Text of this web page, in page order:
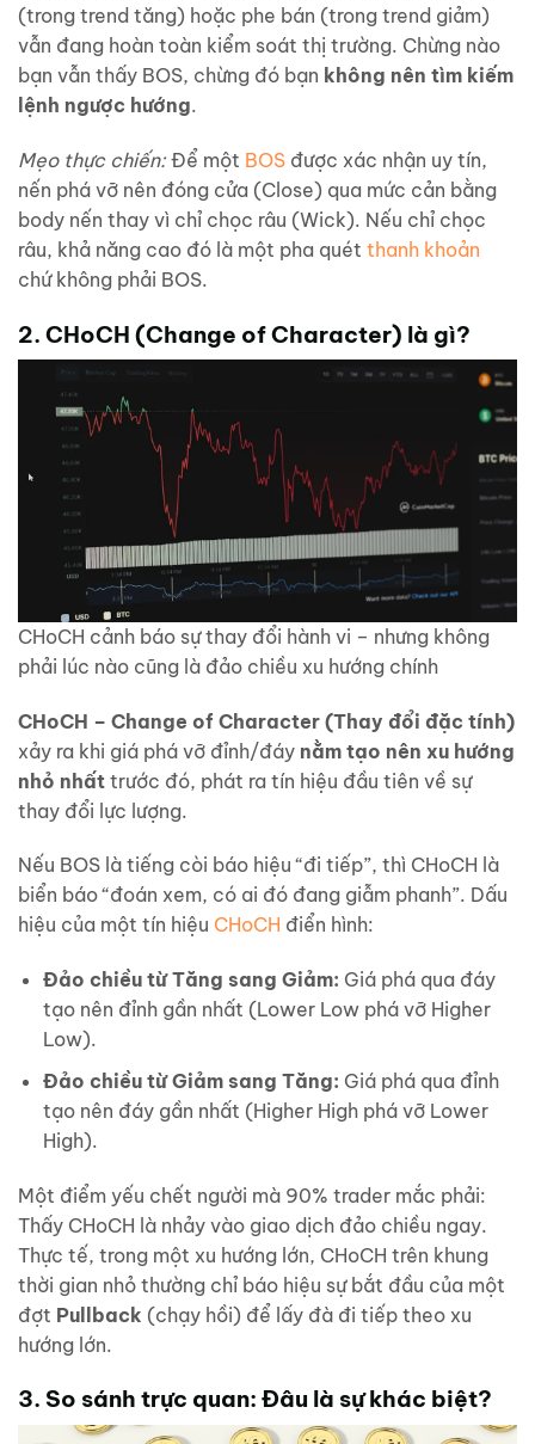
(trong trend tăng) hoặc phe bán (trong trend giảm)
vẫn đang hoàn toàn kiểm soát thị trường. Chừng nào
bạn vẫn thấy BOS, chừng đó bạn không nên tìm kiếm
lệnh ngược hướng.
Mẹo thực chiến:Để một BOS được xác nhận uy tín,
nến phá vỡ nên đóng cửa (Close) qua mức cản bằng
body nến thay vì chỉ chọc râu (Wick). Nếu chỉ chọc
râu, khả năng cao đó là một pha quét thanh khoản
chứ không phải BOS.
2. CHoCH (Change of Character) là gì?
CHoCH cảnh báo sự thay đổi hành vi – nhưng không
phải lúc nào cũng là đảo chiều xu hướng chính
CHoCH – Change of Character (Thay đổi đặc tính)
xảy ra khi giá phá vỡ đỉnh/đáy nằm tạo nên xu hướng
nhỏ nhất trước đó, phát ra tín hiệu đầu tiên về sự
thay đổi lực lượng.
Nếu BOS là tiếng còi báo hiệu “đi tiếp”, thì CHoCH là
biển báo “đoán xem, có ai đó đang giẫm phanh”. Dấu
hiệu của một tín hiệu CHoCH điển hình:
Đảo chiều từ Tăng sang Giảm: Giá phá qua đáy
tạo nên đỉnh gần nhất (Lower Low phá vỡ Higher
Low).
Đảo chiều từ Giảm sang Tăng: Giá phá qua đỉnh
tạo nên đáy gần nhất (Higher High phá vỡ Lower
High).
Một điểm yếu chết người mà 90% trader mắc phải:
Thấy CHoCH là nhảy vào giao dịch đảo chiều ngay.
Thực tế, trong một xu hướng lớn, CHoCH trên khung
thời gian nhỏ thường chỉ báo hiệu sự bắt đầu của một
đợt Pullback (chạy hồi) để lấy đà đi tiếp theo xu
hướng lớn.
3. So sánh trực quan: Đâu là sự khác biệt?